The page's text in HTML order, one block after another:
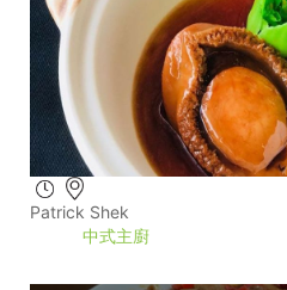
Patrick Shek
中式主廚